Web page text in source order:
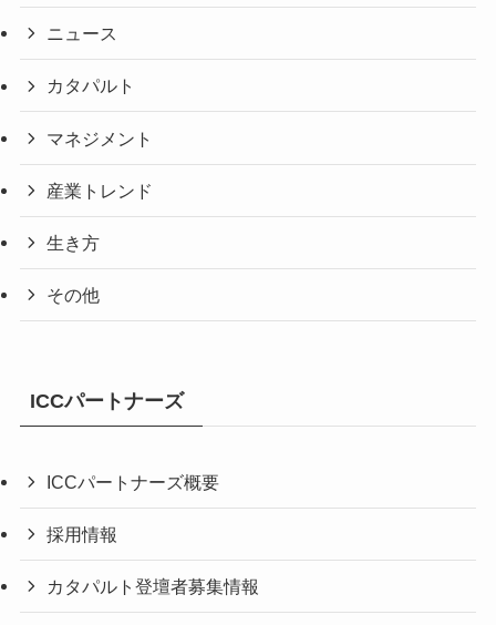
ニュース
カタパルト
マネジメント
産業トレンド
生き方
その他
ICCパートナーズ
ICCパートナーズ概要
採用情報
カタパルト登壇者募集情報